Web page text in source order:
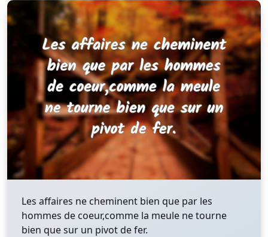
Les affaires ne cheminent bien que par les
hommes de coeur,comme la meule ne tourne
bien que sur un pivot de fer.